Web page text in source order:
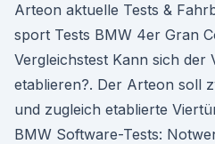
Arteon aktuelle Tests &
sport Tests BMW 4er Gran
Vergleichstest Kann sich der
etablieren?. Der Arteon soll
und zugleich etablierte
BMW Software-Tests: